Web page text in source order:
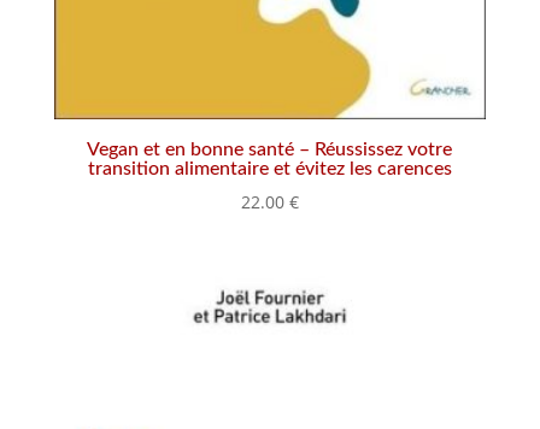
Vegan et en bonne santé – Réussissez votre
transition alimentaire et évitez les carences
22.00 €